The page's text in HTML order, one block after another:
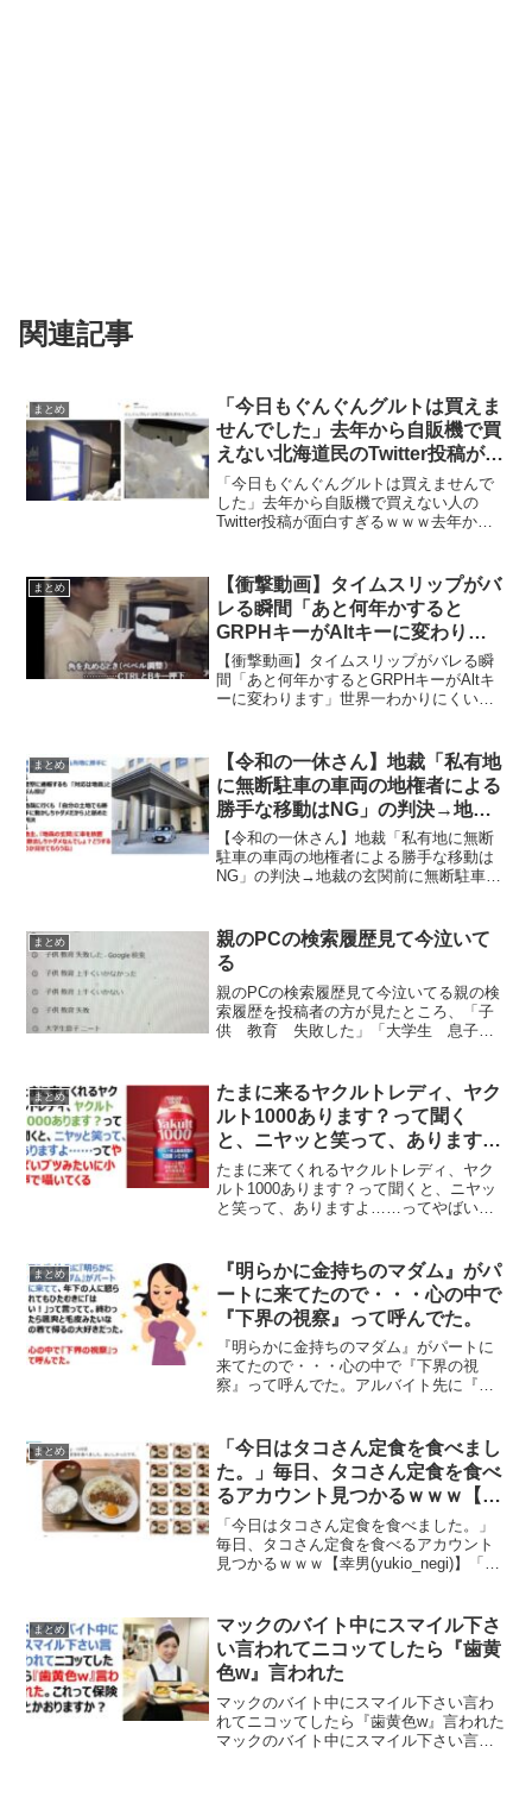
関連記事
まとめ
「今日もぐんぐんグルトは買えま
せんでした」去年から自販機で買
えない北海道民のTwitter投稿が面
白すぎるｗｗｗ
「今日もぐんぐんグルトは買えませんで
した」去年から自販機で買えない人の
Twitter投稿が面白すぎるｗｗｗ去年か
か北海道民の606さんの投稿が面白すぎる
と話題になってい...
まとめ
【衝撃動画】タイムスリップがバ
レる瞬間「あと何年かすると
GRPHキーがAltキーに変わりま
す」
【衝撃動画】タイムスリップがバレる瞬
間「あと何年かするとGRPHキーがAltキ
ーに変わります」世界一わかりにくい
ミシマさんによりタイムスリップが存在
する事...
まとめ
【令和の一休さん】地裁「私有地
に無断駐車の車両の地権者による
勝手な移動はNG」の判決→地裁
の玄関前に無断駐車で反撃ｗｗｗ
【令和の一休さん】地裁「私有地に無断
駐車の車両の地権者による勝手な移動は
NG」の判決→地裁の玄関前に無断駐車で
無断駐車の車両の地権者による勝手な移
動はNG」と判決を受け...
まとめ
親のPCの検索履歴見て今泣いて
る
親のPCの検索履歴見て今泣いてる親の検
索履歴を投稿者の方が見たところ、「子
供 教育 失敗した」「大学生 息子
歴見て今泣いてる pic.twitter.com/Yzv...
まとめ
たまに来るヤクルトレディ、ヤク
ルト1000あります？って聞く
と、ニヤッと笑って、あります
よ……ってやばいブツみたいに囁
いてくる
たまに来てくれるヤクルトレディ、ヤク
ルト1000あります？って聞くと、ニヤッ
と笑って、ありますよ……ってやばいブ
あります？」って聞いたところ、ニヤッ
と笑って、「あり...
まとめ
『明らかに金持ちのマダム』がパ
ートに来てたので・・・心の中で
『下界の視察』って呼んでた。
『明らかに金持ちのマダム』がパートに
来てたので・・・心の中で『下界の視
察』って呼んでた。アルバイト先に『明
「はい！」って言ってて。終わったら颯
爽と毛皮みたいなの着て帰るの...
まとめ
「今日はタコさん定食を食べまし
た。」毎日、タコさん定食を食べ
るアカウント見つかるｗｗｗ【幸
男(yukio_negi)】
「今日はタコさん定食を食べました。」
毎日、タコさん定食を食べるアカウント
見つかるｗｗｗ【幸男(yukio_negi)】「今
ナー定食」をアップするアカウントが狂
気的だと話...
まとめ
マックのバイト中にスマイル下さ
い言われてニコッてしたら『歯黄
色w』言われた
マックのバイト中にスマイル下さい言わ
れてニコッてしたら『歯黄色w』言われた
マックのバイト中にスマイル下さい言わ